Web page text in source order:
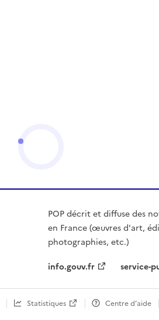
POP décrit et diffuse des
en France (œuvres d'art,
photographies, etc.)
info.gouv.fr
service-
Statistiques Centre d’aide